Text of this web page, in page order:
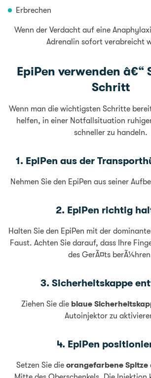
Erbrechen
Wenn der Verdacht auf eine
Adrenalin sofort verabreicht
EpiPen verwenden â€“
Schritt
Wenn man die wichtigsten Schritte
helfen, in einer Notfallsituation
schneller zu handeln.
1. EpiPen aus der
Nehmen Sie den EpiPen aus seiner
2. EpiPen richtig
Halten Sie den EpiPen mit der
Faust. Achten Sie darauf, dass Ihre
des GerÃ¤ts
3. Sicherheitskappe
Ziehen Sie die blaue
Autoinjektor zu
4. EpiPen
Setzen Sie die orangefarbene Spitze